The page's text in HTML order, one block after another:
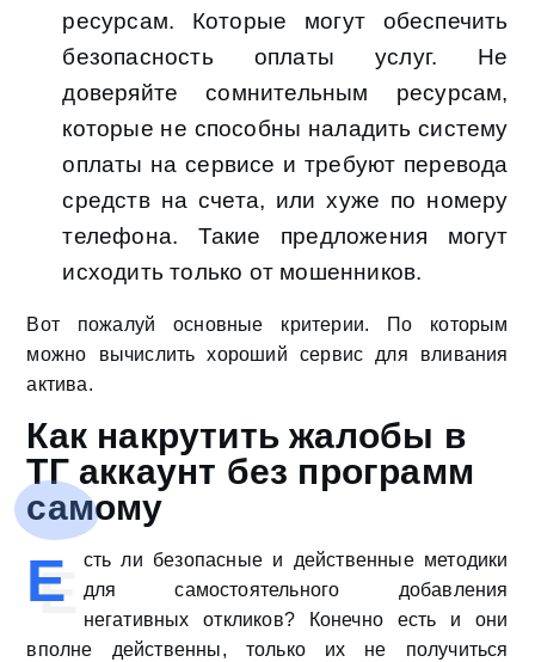
ресурсам. Которые могут обеспечить
безопасность оплаты услуг. Не
доверяйте сомнительным ресурсам,
которые не способны наладить систему
оплаты на сервисе и требуют перевода
средств на счета, или хуже по номеру
телефона. Такие предложения могут
исходить только от мошенников.
Вот пожалуй основные критерии. По которым
можно вычислить хороший сервис для вливания
актива.
Как накрутить жалобы в
ТГ аккаунт без программ
самому
Е
сть ли безопасные и действенные методики
для самостоятельного добавления
негативных откликов? Конечно есть и они
вполне действенны, только их не получиться